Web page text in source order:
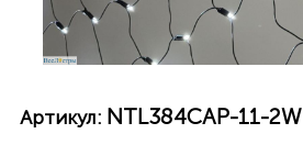
Артикул: NTL384CAP-11-2W